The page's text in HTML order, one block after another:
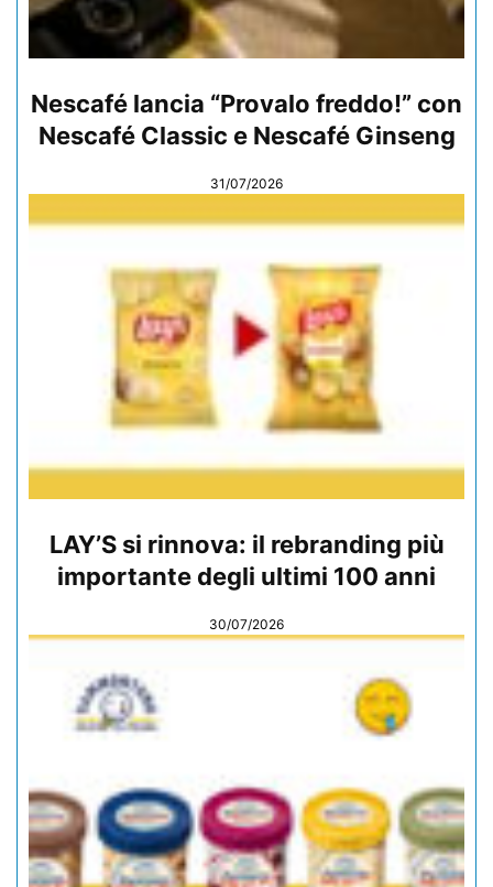
Nescafé lancia “Provalo freddo!” con
Nescafé Classic e Nescafé Ginseng
31/07/2026
LAY’S si rinnova: il rebranding più
importante degli ultimi 100 anni
30/07/2026